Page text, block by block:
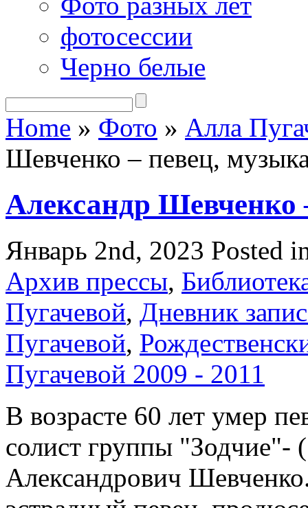
фотосессии
Черно белые
Home » Фото » Алла
Шевченко – певец,
Александр Шевченко
Январь 2nd, 2023 Posted
Архив прессы,
Пугачевой, Дневник
Пугачевой,
Пугачевой 2009 - 2011
В возрасте 60 лет умер
солист группы "Зодчие"-
Александрович